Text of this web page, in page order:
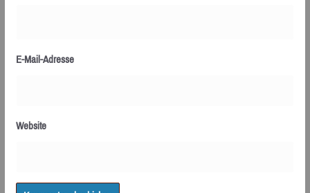
E-Mail-Adresse
Website